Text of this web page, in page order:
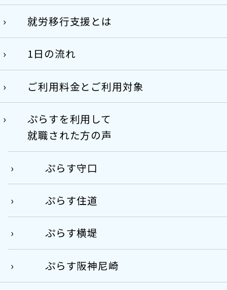
就労移行支援とは
1日の流れ
ご利用料金とご利用対象
ぷらすを利用して
就職された方の声
ぷらす守口
ぷらす住道
ぷらす横堤
ぷらす阪神尼崎